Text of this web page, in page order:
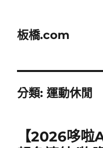
板橋.com
分類:運動休閒
【2026哆啦